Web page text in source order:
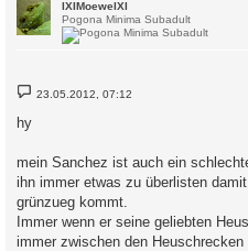
IXIMoeweIXI
Pogona Minima Subadult
B
e
a
g
23.05.2012, 07:12
hy
mein Sanchez ist auch ein
ihn immer etwas zu überlisten
grünzueg kommt.
Immer wenn er seine geliebten
immer zwischen den